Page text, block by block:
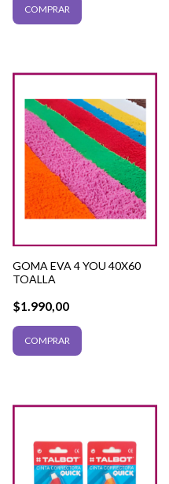
GOMA EVA 4 YOU 40X60
TOALLA
$1.990,00
COMPRAR